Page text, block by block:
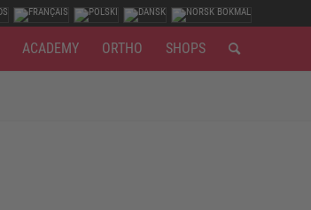
ACADEMY ORTHO SHOPS